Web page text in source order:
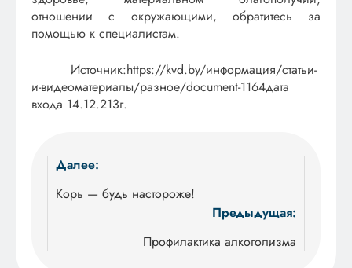
отношении с окружающими, обратитесь за
помощью к специалистам.
Источник:https://kvd.by/информация/статьи-
и-видеоматериалы/разное/document-1164дата
входа 14.12.213г.
Навигация
по
Предыдущая:
Профилактика алкоголизма
Далее:
Корь — будь настороже!